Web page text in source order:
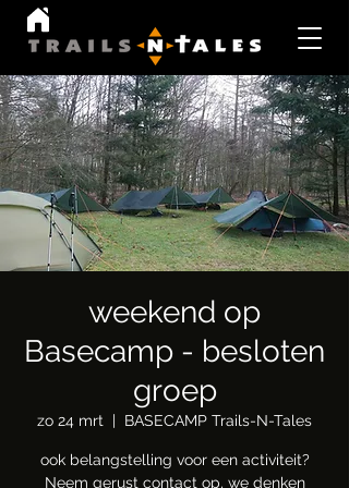
weekend op
Basecamp - besloten
groep
zo 24 mrt
  |
BASECAMP Trails-N-Tales
ook belangstelling voor een activiteit?
Neem gerust contact op, we denken